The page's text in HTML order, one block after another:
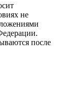
не
после